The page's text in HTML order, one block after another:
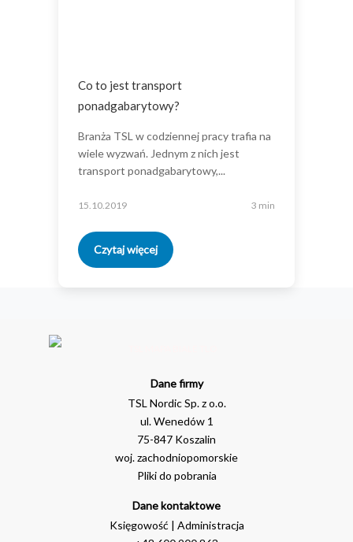
Co to jest transport
ponadgabarytowy?
Branża TSL w codziennej pracy trafia na
wiele wyzwań. Jednym z nich jest
transport ponadgabarytowy,...
15.10.2019 3 min
Czytaj więcej
Dane firmy
TSL Nordic Sp. z o.o.
ul. Wenedów 1
75-847 Koszalin
woj. zachodniopomorskie
Pliki do pobrania
Dane kontaktowe
Księgowość | Administracja